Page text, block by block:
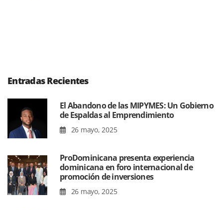
Entradas Recientes
El Abandono de las MIPYMES: Un Gobierno
de Espaldas al Emprendimiento
26 mayo, 2025
ProDominicana presenta experiencia
dominicana en foro internacional de
promoción de inversiones
26 mayo, 2025